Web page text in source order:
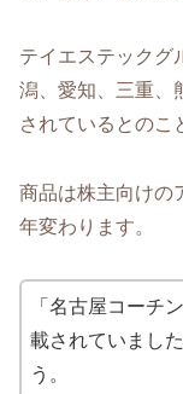
テイエステックグ
潟、愛知、三重、
されているとのこ
商品は株主向けの
年変わります。
「名古屋コーチ
載されていまし
う。